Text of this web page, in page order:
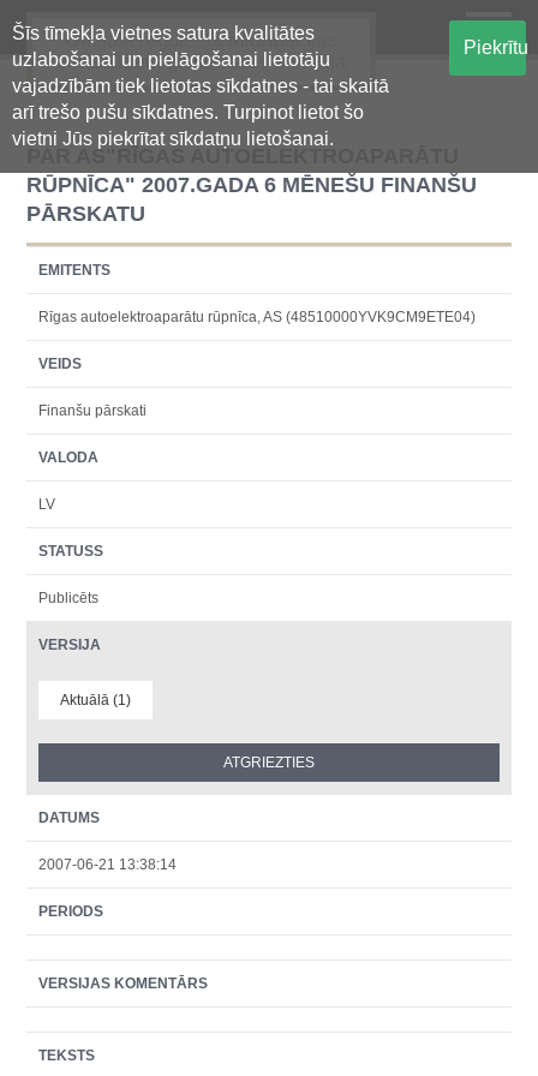
Šīs tīmekļa vietnes satura kvalitātes
uzlabošanai un pielāgošanai lietotāju
vajadzībām tiek lietotas sīkdatnes - tai skaitā
arī trešo pušu sīkdatnes. Turpinot lietot šo
vietni Jūs piekrītat sīkdatņu lietošanai.
Piekrītu
Oficiālā regulētās informācijas
centralizētā glabāšanas sistēma
PAR AS"RĪGAS AUTOELEKTROAPARĀTU
RŪPNĪCA" 2007.GADA 6 MĒNEŠU FINANŠU
PĀRSKATU
EMITENTS
Rīgas autoelektroaparātu rūpnīca, AS (48510000YVK9CM9ETE04)
VEIDS
Finanšu pārskati
VALODA
LV
STATUSS
Publicēts
VERSIJA
Aktuālā (1)
DATUMS
2007-06-21 13:38:14
PERIODS
VERSIJAS KOMENTĀRS
TEKSTS